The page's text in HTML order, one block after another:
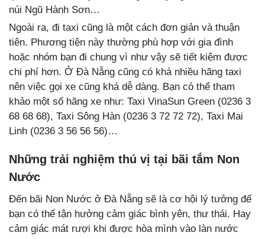
núi Ngũ Hành Sơn…
Ngoài ra, đi taxi cũng là một cách đơn giản và thuận
tiên. Phương tiện này thường phù hợp với gia đình
hoặc nhóm bạn đi chung vì như vậy sẽ tiết kiệm được
chi phí hơn. Ở Đà Nẵng cũng có khá nhiều hãng taxi
nên việc gọi xe cũng khá dễ dàng. Bạn có thể tham
khảo một số hãng xe như: Taxi VinaSun Green (0236 3
68 68 68), Taxi Sông Hàn (0236 3 72 72 72), Taxi Mai
Linh (0236 3 56 56 56)…
Những trải nghiệm thú vị tại bãi tắm Non
Nước
Đến bãi Non Nước ở Đà Nẵng sẽ là cơ hội lý tưởng để
bạn có thể tận hưởng cảm giác bình yên, thư thái. Hay
cảm giác mát rượi khi được hòa mình vào làn nước